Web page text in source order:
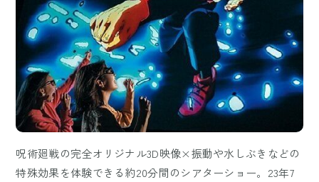
呪術廻戦の完全オリジナル3D映像×振動や水しぶきなどの
特殊効果を体験できる約20分間のシアターショー。23年7